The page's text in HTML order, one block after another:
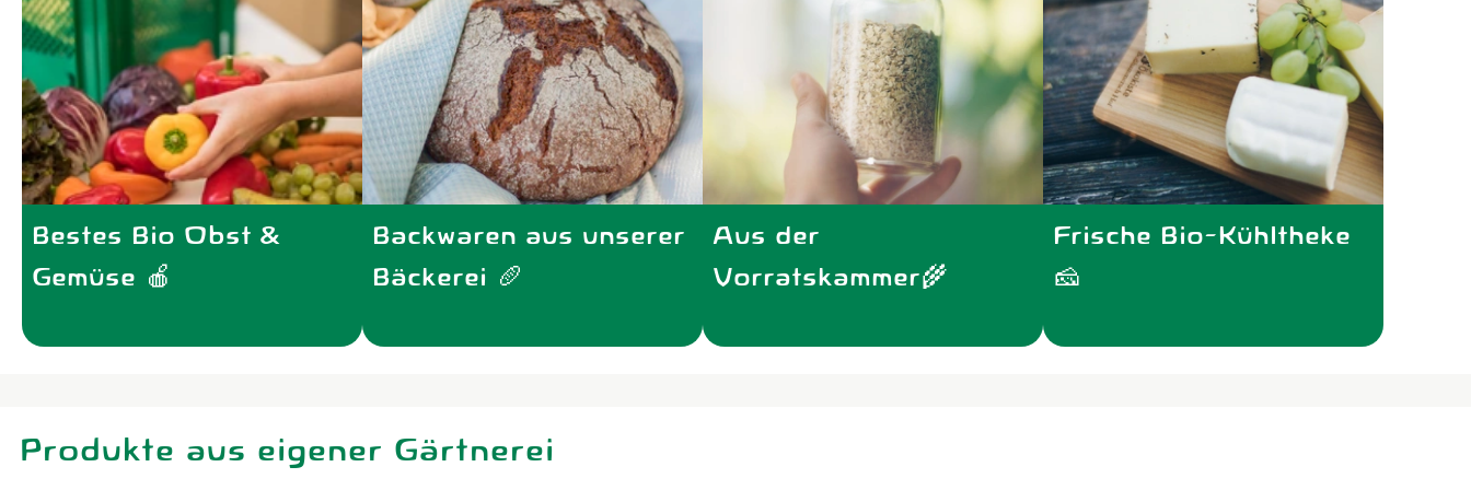
Bestes Bio Obst &
Gemüse 🍎
Backwaren aus unserer
Bäckerei 🥖
Aus der
Vorratskammer🌾
Frische Bio-Kühltheke
🧀
Produkte aus eigener Gärtnerei